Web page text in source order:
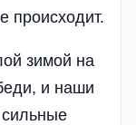
происходит.
зимой на
и наши